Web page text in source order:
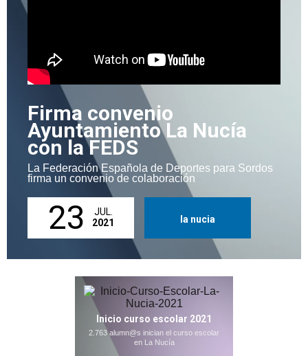
Firma convenio
Ayuntamiento La Nucía
con la FEDS
La Federación Española de Deportes para Sordos
firma un convenio de colaboración
23
JUL.
2021
la nucia
Inicio curso escolar 2021
2.763 alumn@s inician el curso escolar
en La Nucía